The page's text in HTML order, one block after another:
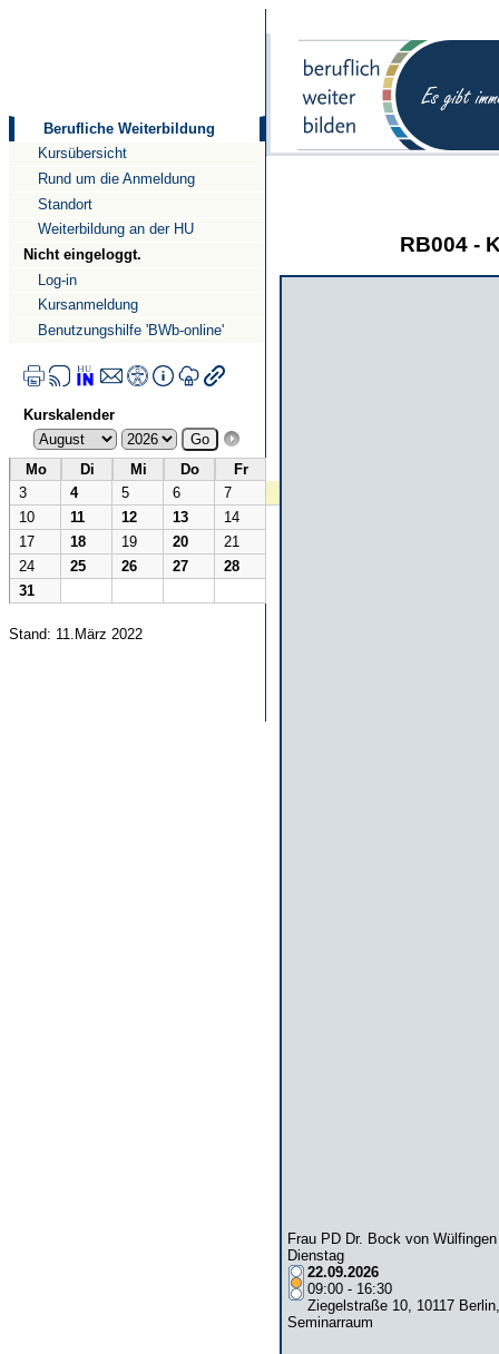
Berufliche Weiterbildung
Kursübersicht
Rund um die Anmeldung
Standort
Weiterbildung an der HU
Nicht eingeloggt.
Log-in
Kursanmeldung
Benutzungshilfe 'BWb-online'
Kurskalender
Mo Di Mi Do
Fr
3
4 5 6
7
10
11 12 13
14
17
18 19 20
21
24
25 26 27
28
31
Stand: 11.März 2022
RB004 -
Frau PD Dr. Bock von Wülfingen
Dienstag
22.09.2026
09:00 - 16:30
Ziegelstraße 10, 10117 Berlin,
Seminarraum